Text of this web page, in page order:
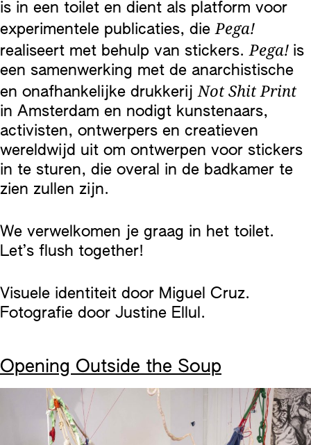
is in een toilet en dient als platform voor
experimentele publicaties, diePega!
realiseert met behulp van stickers.Pega! is
een samenwerking met de anarchistische
en onafhankelijke drukkerijNot Shit Print
in Amsterdam en nodigt kunstenaars,
activisten, ontwerpers en creatieven
wereldwijd uit om ontwerpen voor stickers
in te sturen, die overal in de badkamer te
zien zullen zijn.
We verwelkomen je graag in het toilet.
Let’s flush together!
Visuele identiteit door Miguel Cruz.
Fotografie door Justine Ellul.
Opening Outside the Soup